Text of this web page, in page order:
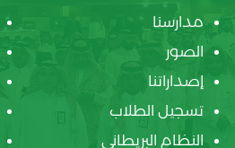
مدارسنا
الصور
إصداراتنا
تسجيل الطلاب
النظام البريطاني